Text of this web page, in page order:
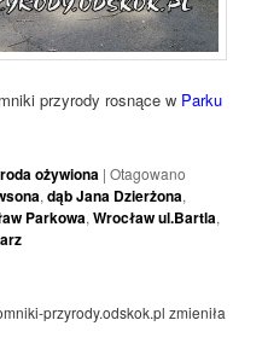
przyrody rosnące w Parku
ożywiona |Otagowano
,dąb Jana Dzierżona,
Parkowa,Wrocław ul.Bartla,
przyrody.odskok.pl zmieniła